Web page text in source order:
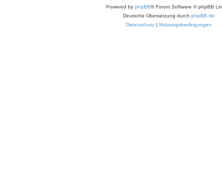
Powered by phpBB® Forum Software © phpBB
Deutsche Übersetzung durch phpBB.de
Datenschutz | Nutzungsbedingungen